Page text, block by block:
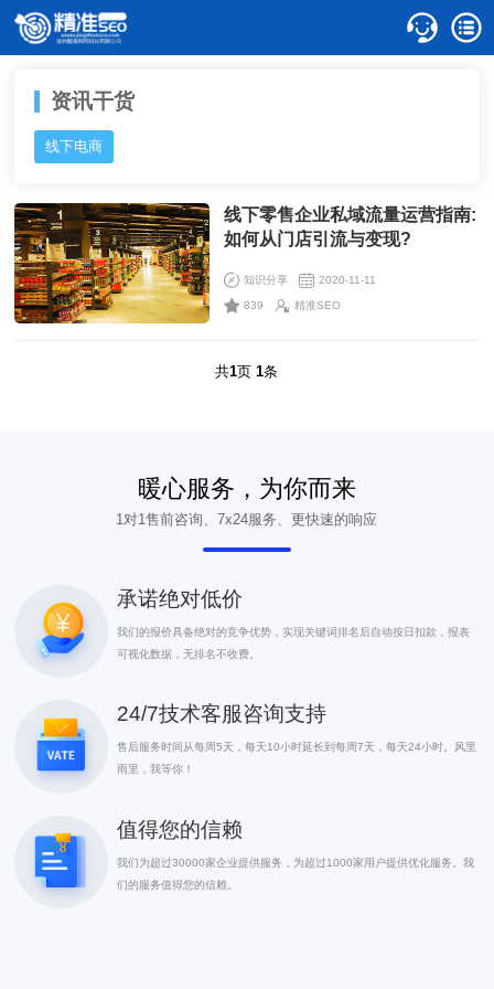
资讯干货
线下电商
线下零售企业私域流量运营指南:
如何从门店引流与变现?
知识分享 2020-11-11
839 精准SEO
共1页1条
暖心服务，为你而来
1对1售前咨询、7x24服务、更快速的响应
承诺绝对低价
我们的报价具备绝对的竞争优势，实现关键词排名后自动按日扣款，报表
可视化数据，无排名不收费。
24/7技术客服咨询支持
售后服务时间从每周5天，每天10小时延长到每周7天，每天24小时。风里
雨里，我等你！
值得您的信赖
我们为超过30000家企业提供服务，为超过1000家用户提供优化服务。我
们的服务值得您的信赖。